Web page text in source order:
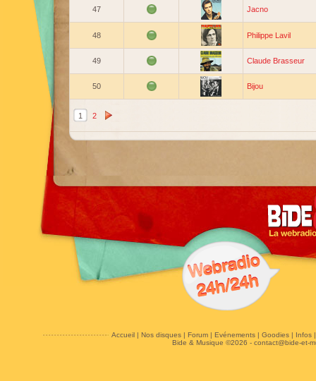
47 Jacno
48 Philippe Lavil
49 Claude Brasseur
50 Bijou
1 2
Accueil| Nos disques| Forum| Evénements| Goodies| Infos
Bide & Musique ©2026 - contact@bide-et-